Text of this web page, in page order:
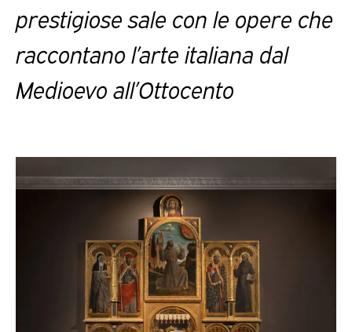
prestigiose sale con le opere che
raccontano l’arte italiana dal
Medioevo all’Ottocento